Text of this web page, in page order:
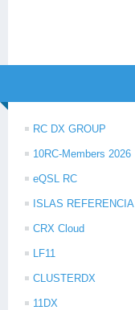
RC DX GROUP
10RC-Members 2026
eQSL RC
ISLAS REFERENCIA
CRX Cloud
LF11
CLUSTERDX
11DX